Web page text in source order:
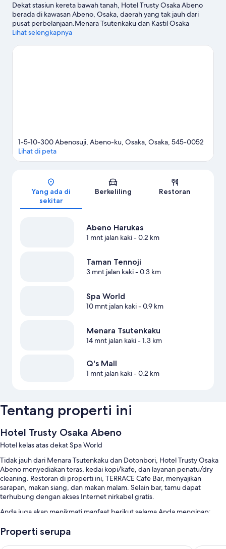
Dekat stasiun kereta bawah tanah, Hotel Trusty Osaka Abeno
berada di kawasan Abeno, Osaka, daerah yang tak jauh dari
pusat perbelanjaan.Menara Tsutenkaku dan Kastil Osaka
merupakan landmark terkenal kawasan ini, terdapat juga
Osaka serta Universal Studios Japan™. Ingin menikmati suatu
Lihat selengkapnya
Peta
1-5-10-300 Abenosuji, Abeno-ku, Osaka, Osaka, 545-0052
Lihat di peta
Yang ada di
sekitar
Berkeliling Restoran
Abeno Harukas
1 mnt jalan kaki- 0.2 km
Taman Tennoji
3 mnt jalan kaki- 0.3 km
Spa World
10 mnt jalan kaki- 0.9 km
Menara Tsutenkaku
14 mnt jalan kaki- 1.3 km
Q's Mall
1 mnt jalan kaki- 0.2 km
Tentang properti ini
Hotel Trusty Osaka Abeno
Hotel kelas atas dekat Spa World
Tidak jauh dari Menara Tsutenkaku dan Dotonbori, Hotel Trusty Osaka
Abeno menyediakan teras, kedai kopi/kafe, dan layanan penatu/dry
cleaning. Restoran di properti ini, TERRACE Cafe Bar, menyajikan
sarapan, makan siang, dan makan malam. Selain bar, tamu dapat
terhubung dengan akses Internet nirkabel gratis.
Anda juga akan menikmati manfaat berikut selama Anda menginap:
Sarapan prasmanan (biaya tambahan), resepsionis 24 jam, dan
mesin jual otomatis
Properti serupa